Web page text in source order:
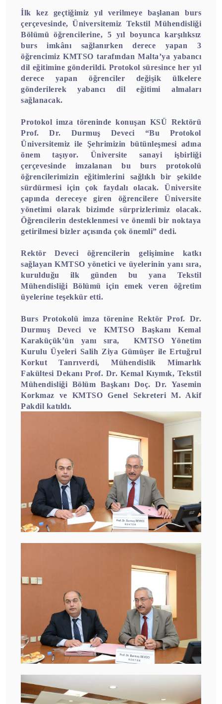
İlk kez geçtiğimiz yıl verilmeye başlanan burs
çerçevesinde, Üniversitemiz Tekstil Mühendisliği
Bölümü öğrencilerine, 5 yıl boyunca karşılıksız
burs imkânı sağlanırken derece yapan 3
öğrencimiz KMTSO tarafından Malta’ya yabancı
dil eğitimine gönderildi. Protokol süresince her yıl
derece yapan öğrenciler değişik ülkelere
gönderilerek yabancı dil eğitimi almaları
sağlanacak.
Protokol imza töreninde konuşan KSÜ Rektörü
Prof. Dr. Durmuş Deveci “Bu Protokol
Üniversitemiz ile Şehrimizin bütünleşmesi adına
önem taşıyor. Üniversite sanayi işbirliği
çerçevesinde imzalanan bu burs protokolü
öğrencilerimizin eğitimlerini sağlıklı bir şekilde
sürdürmesi için çok faydalı olacak. Üniversite
çapında dereceye giren öğrencilere Üniversite
yönetimi olarak bizimde sürprizlerimiz olacak.
Öğrencilerin desteklenmesi ve önemli bir noktaya
getirilmesi bizler açısında çok önemli” dedi.
Rektör Deveci öğrencilerin gelişimine katkı
sağlayan KMTSO yönetici ve üyelerinin yanı sıra,
kurulduğu ilk günden bu yana Tekstil
Mühendisliği Bölümü için emek veren öğretim
üyelerine teşekkür etti.
Burs Protokolü imza törenine Rektör Prof. Dr.
Durmuş Deveci ve KMTSO Başkanı Kemal
Karaküçük’ün yanı sıra, KMTSO Yönetim
Kurulu Üyeleri Salih Ziya Gümüşer ile Ertuğrul
Korkut Tanrıverdi, Mühendislik Mimarlık
Fakültesi Dekanı Prof. Dr. Kemal Kıymık, Tekstil
Mühendisliği Bölüm Başkanı Doç. Dr. Yasemin
Korkmaz ve KMTSO Genel Sekreteri M. Akif
Pakdil katıldı.